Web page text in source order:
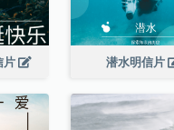
片 潜水明信片